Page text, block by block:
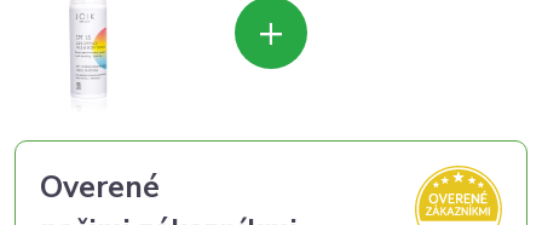
+
Overené